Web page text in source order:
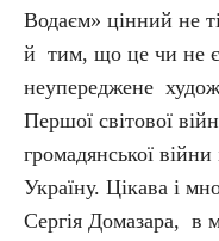
Водаєм» цінний не
й тим, що це чи не
неупереджене
Першої світової
громадянської
Україну. Цікава і
Сергія Домазара, в